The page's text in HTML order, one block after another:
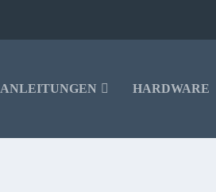
ANLEITUNGEN HARDWARE